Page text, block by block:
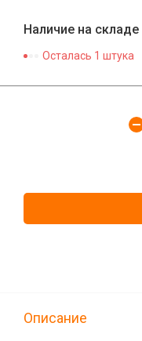
Наличие на складе
Осталась 1 штука
Описание